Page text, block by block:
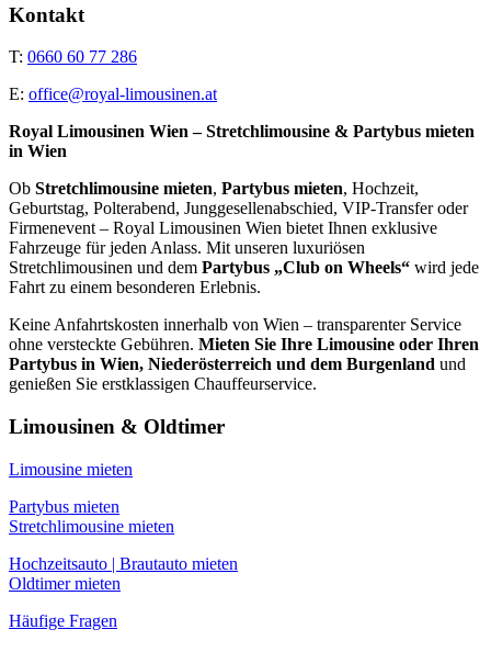
Kontakt
T: 0660 60 77 286
E: office@royal-limousinen.at
Royal Limousinen Wien – Stretchlimousine & Partybus mieten
in Wien
Ob Stretchlimousine mieten, Partybus mieten, Hochzeit,
Geburtstag, Polterabend, Junggesellenabschied, VIP-Transfer oder
Firmenevent – Royal Limousinen Wien bietet Ihnen exklusive
Fahrzeuge für jeden Anlass. Mit unseren luxuriösen
Stretchlimousinen und dem Partybus „Club on Wheels“ wird jede
Fahrt zu einem besonderen Erlebnis.
Keine Anfahrtskosten innerhalb von Wien – transparenter Service
ohne versteckte Gebühren. Mieten Sie Ihre Limousine oder Ihren
Partybus in Wien, Niederösterreich und dem Burgenland und
genießen Sie erstklassigen Chauffeurservice.
Limousinen & Oldtimer
Limousine mieten
Partybus mieten
Stretchlimousine mieten
Hochzeitsauto | Brautauto mieten
Oldtimer mieten
Häufige Fragen